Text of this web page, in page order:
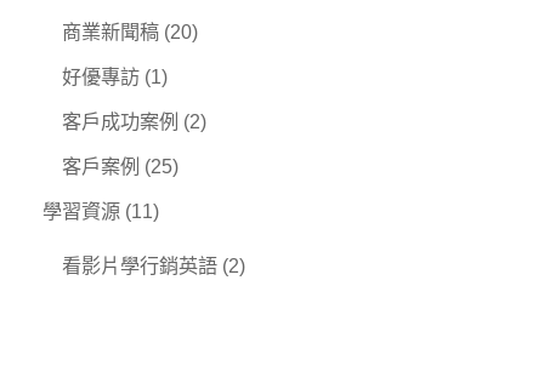
商業新聞稿 (20)
好優專訪 (1)
客戶成功案例 (2)
客戶案例 (25)
學習資源 (11)
看影片學行銷英語 (2)